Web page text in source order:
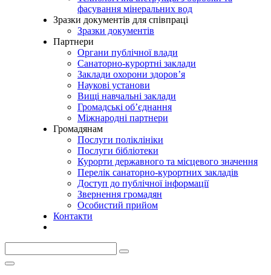
фасування мінеральних вод
Зразки документів для співпраці
Зразки документів
Партнери
Органи публічної влади
Санаторно-курортні заклади
Заклади охорони здоров’я
Наукові установи
Вищі навчальні заклади
Громадські об’єднання
Міжнародні партнери
Громадянам
Послуги поліклініки
Послуги бібліотеки
Курорти державного та місцевого значення
Перелік санаторно-курортних закладів
Доступ до публічної інформації
Звернення громадян
Особистий прийом
Контакти